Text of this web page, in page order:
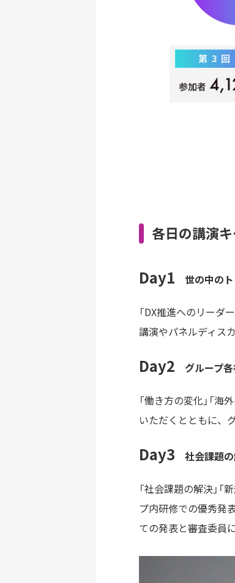
各日の講演
Day1 世の中のト
「DX推進へのリーダ
講演やパネルディス
Day2 グループ
「働き方の変化」「
いただくとともに、
Day3 社会課題
「社会課題の解決」
プ内研修での優秀発
ての発表と審査委員